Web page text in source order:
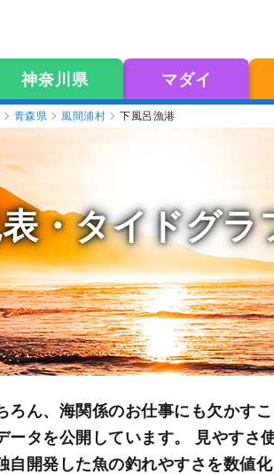
神奈川県 マダイ
青森県 風間浦村 下風呂漁港
・タイドグラ
ん、海関係のお仕事にも欠かす
ータを公開しています。 見やすさ
開発した魚の釣れやすさを数値